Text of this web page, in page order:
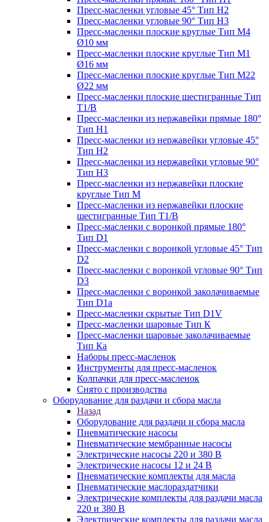
Пресс-масленки угловые 45° Тип H2
Пресс-масленки угловые 90° Тип H3
Пресс-масленки плоские круглые Тип M4
Ø10 мм
Пресс-масленки плоские круглые Тип M1
Ø16 мм
Пресс-масленки плоские круглые Тип M22
Ø22 мм
Пресс-масленки плоские шестигранные Тип
T1/B
Пресс-масленки из нержавейки прямые 180°
Тип H1
Пресс-масленки из нержавейки угловые 45°
Тип H2
Пресс-масленки из нержавейки угловые 90°
Тип H3
Пресс-масленки из нержавейки плоские
круглые Тип M
Пресс-масленки из нержавейки плоские
шестигранные Тип T1/B
Пресс-масленки с воронкой прямые 180°
Тип D1
Пресс-масленки с воронкой угловые 45° Тип
D2
Пресс-масленки с воронкой угловые 90° Тип
D3
Пресс-масленки с воронкой заколачиваемые
Тип D1a
Пресс-масленки скрытые Тип D1V
Пресс-масленки шаровые Тип К
Пресс-масленки шаровые заколачиваемые
Тип Кa
Наборы пресс-масленок
Инструменты для пресс-масленок
Колпачки для пресс-масленок
Снято с производства
Оборудование для раздачи и сбора масла
Назад
Оборудование для раздачи и сбора масла
Пневматические насосы
Пневматические мембранные насосы
Электрические насосы 220 и 380 В
Электрические насосы 12 и 24 В
Пневматические комплекты для масла
Пневматические маслораздатчики
Электрические комплекты для раздачи масла
220 и 380 В
Электрические комплекты для раздачи масла